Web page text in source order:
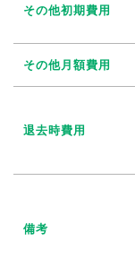
その他初期費用
その他月額費用
退去時費用
備考